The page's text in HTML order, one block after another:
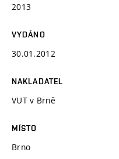
2013
VYDÁNO
30.01.2012
NAKLADATEL
VUT v Brně
MÍSTO
Brno